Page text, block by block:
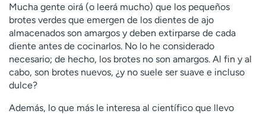
Mucha gente oirá (o leerá mucho) que los pequeños
brotes verdes que emergen de los dientes de ajo
almacenados son amargos y deben extirparse de cada
diente antes de cocinarlos. No lo he considerado
necesario; de hecho, los brotes no son amargos. Al fin y al
cabo, son brotes nuevos, ¿y no suele ser suave e incluso
dulce?
Además, lo que más le interesa al científico que llevo